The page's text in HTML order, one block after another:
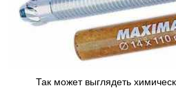
Так может выглядеть